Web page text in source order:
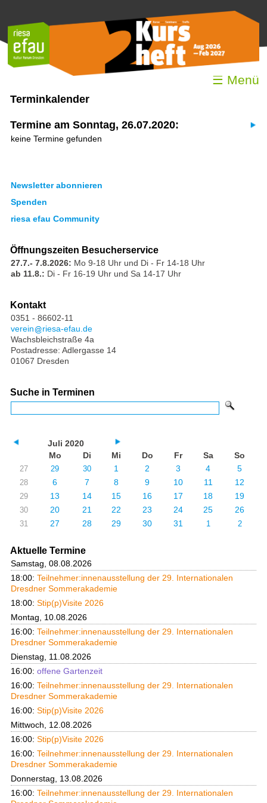
☰ Menü
Terminkalender
Termine am Sonntag, 26.07.2020:
keine Termine gefunden
Newsletter abonnieren
Spenden
riesa efau Community
Öffnungszeiten Besucherservice
27.7.- 7.8.2026: Mo 9-18 Uhr und Di - Fr 14-18 Uhr
ab 11.8.: Di - Fr 16-19 Uhr und Sa 14-17 Uhr
Kontakt
0351 - 86602-11
verein
riesa-efau.de
Wachsbleichstraße 4a
Postadresse: Adlergasse 14
01067 Dresden
Suche in Terminen
Juli 2020
Mo
Di Mi Do Fr Sa So
27 29 30 1 2 3 4 5
28 6 7 8 9 10 11 12
29 13 14 15 16 17 18 19
30 20 21 22 23 24 25 26
31 27 28 29 30 31 1 2
Aktuelle Termine
Samstag, 08.08.2026
18:00: Teilnehmer:innenausstellung der 29. Internationalen
Dresdner Sommerakademie
18:00: Stip(p)Visite 2026
Montag, 10.08.2026
16:00: Teilnehmer:innenausstellung der 29. Internationalen
Dresdner Sommerakademie
Dienstag, 11.08.2026
16:00: offene Gartenzeit
16:00: Teilnehmer:innenausstellung der 29. Internationalen
Dresdner Sommerakademie
16:00: Stip(p)Visite 2026
Mittwoch, 12.08.2026
16:00: Stip(p)Visite 2026
16:00: Teilnehmer:innenausstellung der 29. Internationalen
Dresdner Sommerakademie
Donnerstag, 13.08.2026
16:00: Teilnehmer:innenausstellung der 29. Internationalen